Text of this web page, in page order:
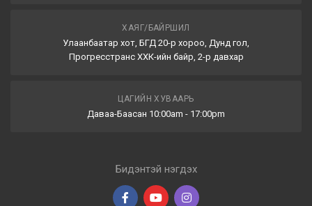
ХАЯГ/БАЙРШИЛ
Улаанбаатар хот, БГД 20-р хороо, Дунд гол,
Прогресстранс ХХК-ийн байр, 2-р давхар
ЦАГИЙН ХУВААРЬ
Даваа-Баасан 10:00am - 17:00pm
Бидэнтэй нэгдэх